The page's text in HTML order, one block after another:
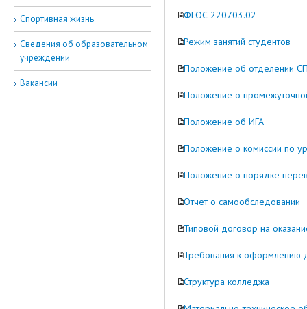
Спортивная жизнь
Сведения об образовательном
учреждении
Вакансии
ФГОС 220703.02
Режим занятий студентов
Положение об отделении
Положение о
Положение об ИГА
Положение о комиссии по
Положение о порядке
Отчет о самообследовании
Типовой договор на
Требования к оформлению
Структура колледжа